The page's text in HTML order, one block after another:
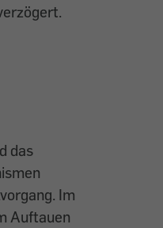
das
Im
Auftauen